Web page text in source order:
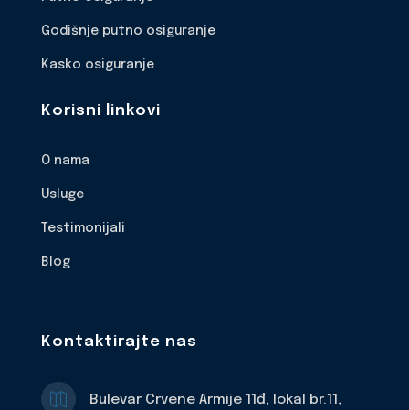
Godišnje putno osiguranje
Kasko osiguranje
Korisni linkovi
O nama
Usluge
Testimonijali
Blog
Kontaktirajte nas
Bulevar Crvene Armije 11đ, lokal br.11,